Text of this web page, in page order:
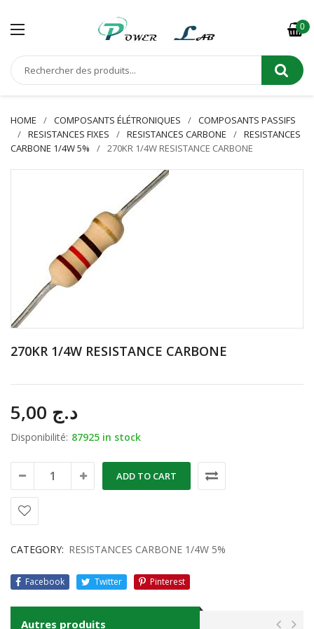
0
HOME COMPOSANTS ÉLÉTRONIQUES
COMPOSANTS PASSIFS
RESISTANCES FIXES
RESISTANCES CARBONE
RESISTANCES
CARBONE 1/4W 5%
270KR 1/4W RESISTANCE CARBONE
270KR 1/4W RESISTANCE CARBONE
د.ج
Disponibilité: 87925 in stock
ADD TO CART
CATEGORY: RESISTANCES CARBONE 1/4W 5%
Facebook Twitter Pinterest
Autres produits